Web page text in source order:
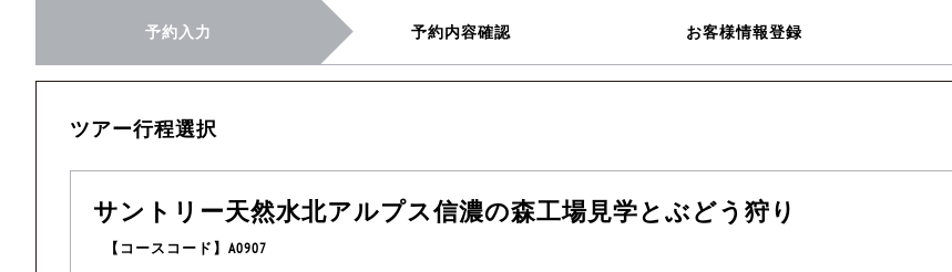
予約入力 予約内容確認 お客様情報登録
ツアー行程選択
サントリー天然水北アルプス信濃の森工場見学とぶどう狩り
【コースコード】A0907